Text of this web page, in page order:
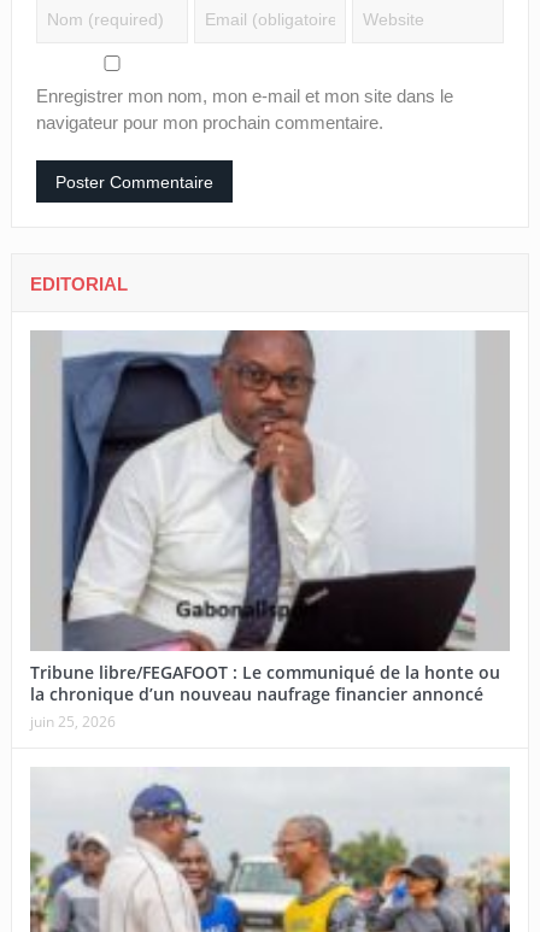
Enregistrer mon nom, mon e-mail et mon site dans le
navigateur pour mon prochain commentaire.
EDITORIAL
Tribune libre/FEGAFOOT : Le communiqué de la honte ou
la chronique d’un nouveau naufrage financier annoncé
juin 25, 2026